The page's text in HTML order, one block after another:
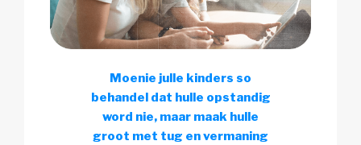
Moenie julle kinders so
behandel dat hulle opstandig
word nie, maar maak hulle
groot met tug en vermaning